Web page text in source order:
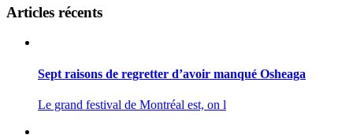
Articles récents
Sept raisons de regretter d’avoir manqué Osheaga
Le grand festival de Montréal est, on l